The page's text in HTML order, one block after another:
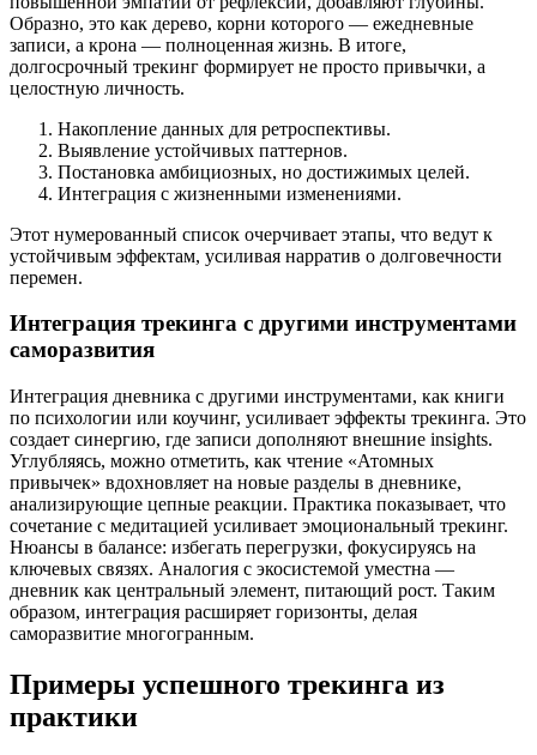
Образно, это как дерево, корни которого — ежедневные
записи, а крона — полноценная жизнь. В итоге,
долгосрочный трекинг формирует не просто привычки, а
целостную личность.
Накопление данных для ретроспективы.
Выявление устойчивых паттернов.
Постановка амбициозных, но достижимых целей.
Интеграция с жизненными изменениями.
Этот нумерованный список очерчивает этапы, что ведут к
устойчивым эффектам, усиливая нарратив о долговечности
перемен.
Интеграция трекинга с другими инструментами
саморазвития
Интеграция дневника с другими инструментами, как книги
по психологии или коучинг, усиливает эффекты трекинга. Это
создает синергию, где записи дополняют внешние insights.
Углубляясь, можно отметить, как чтение «Атомных
привычек» вдохновляет на новые разделы в дневнике,
анализирующие цепные реакции. Практика показывает, что
сочетание с медитацией усиливает эмоциональный трекинг.
Нюансы в балансе: избегать перегрузки, фокусируясь на
ключевых связях. Аналогия с экосистемой уместна —
дневник как центральный элемент, питающий рост. Таким
образом, интеграция расширяет горизонты, делая
саморазвитие многогранным.
Примеры успешного трекинга из
практики